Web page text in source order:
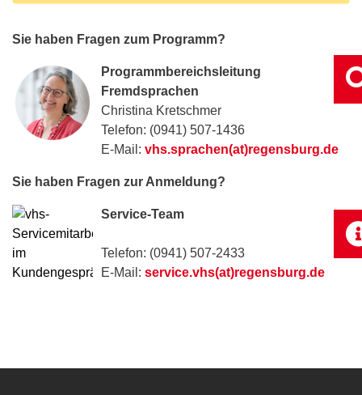
Sie haben Fragen zum Programm?
Programmbereichsleitung
Fremdsprachen
Christina Kretschmer
Telefon: (0941) 507-1436
E-Mail: vhs.sprachen(at)regensburg.de
Sie haben Fragen zur Anmeldung?
Service-Team
Telefon: (0941) 507-2433
E-Mail: service.vhs(at)regensburg.de